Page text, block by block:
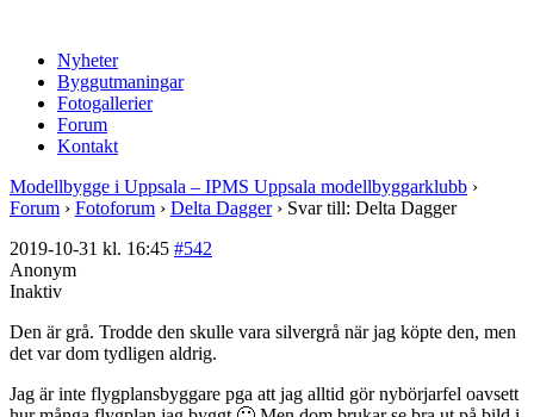
Nyheter
Byggutmaningar
Fotogallerier
Forum
Kontakt
Modellbygge i Uppsala – IPMS Uppsala modellbyggarklubb ›
Forum › Fotoforum › Delta Dagger › Svar till: Delta Dagger
2019-10-31 kl. 16:45 #542
Anonym
Inaktiv
Den är grå. Trodde den skulle vara silvergrå när jag köpte den, men
det var dom tydligen aldrig.
Jag är inte flygplansbyggare pga att jag alltid gör nybörjarfel oavsett